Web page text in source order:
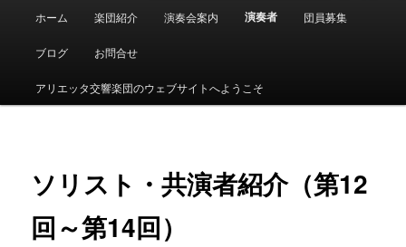
ュ
ホーム 楽団紹介 演奏会案内 演奏者 団員募集
ブログ お問合せ
アリエッタ交響楽団のウェブサイトへようこそ
ソリスト・共演者紹介（第12
回～第14回）